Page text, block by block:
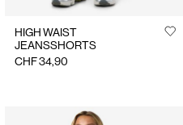
HIGH WAIST
JEANSSHORTS
CHF 34,90